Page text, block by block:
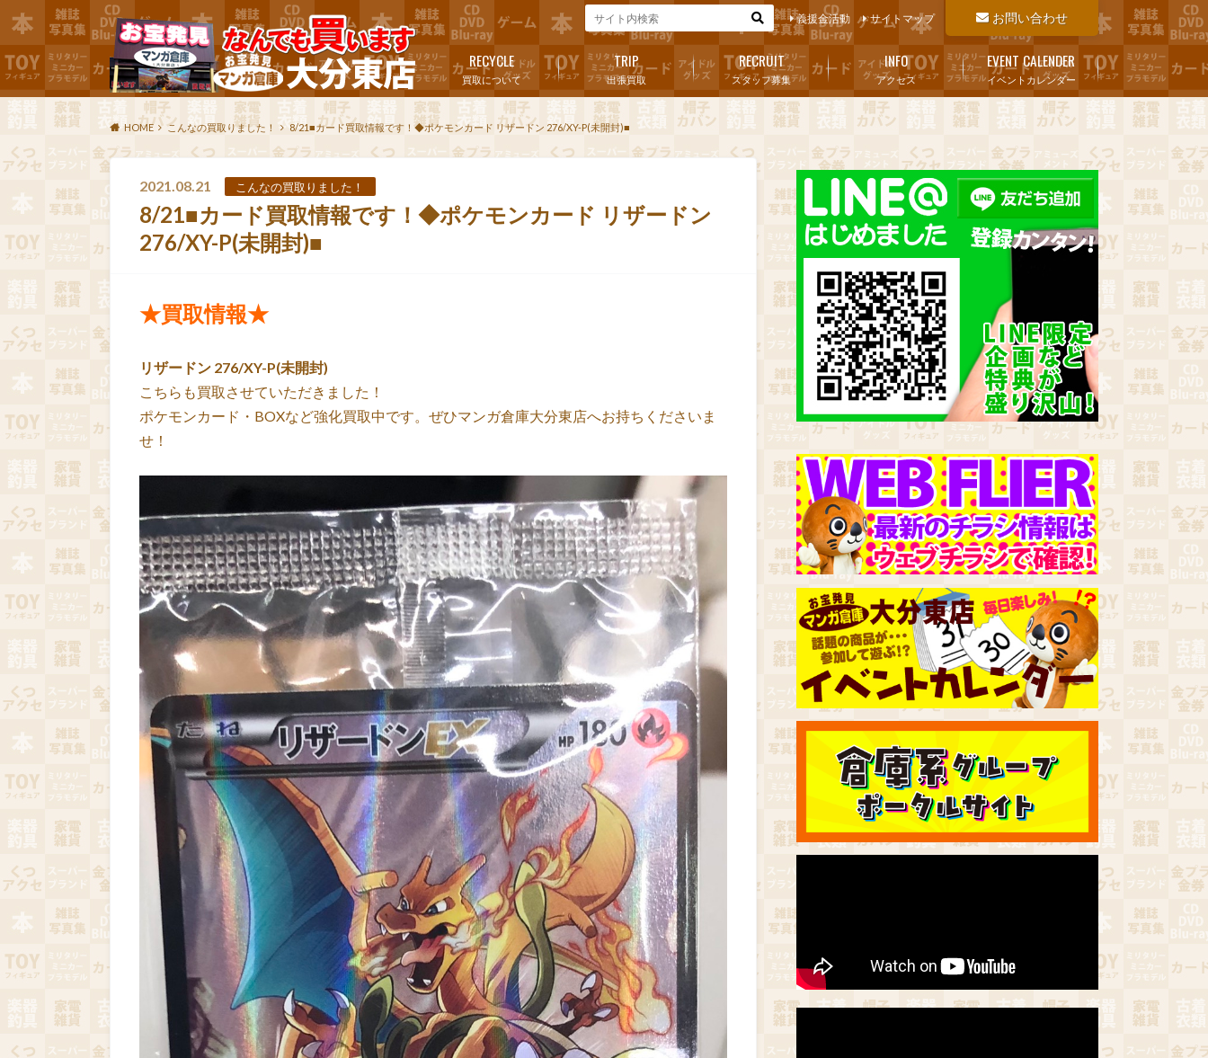
お問い合わせ
義援金活動 サイトマップ
買取について
RECYCLE
出張買取
TRIP
スタッフ募集
RECRUIT
アクセス
INFO
イベントカレンダー
EVENT CALENDER
HOME こんなの買取りました！ 8/21■カード買取情報です！◆ポケモンカード リザードン 276/XY-P(未開封)■
2021.08.21 こんなの買取りました！
8/21■カード買取情報です！◆ポケモンカード リザードン
276/XY-P(未開封)■
★買取情報★
リザードン 276/XY-P(未開封)
こちらも買取させていただきました！
ポケモンカード・BOXなど強化買取中です。ぜひマンガ倉庫大分東店へお持ちくださいま
せ！